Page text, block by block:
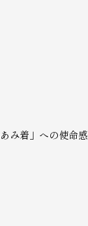
み着」への使命感